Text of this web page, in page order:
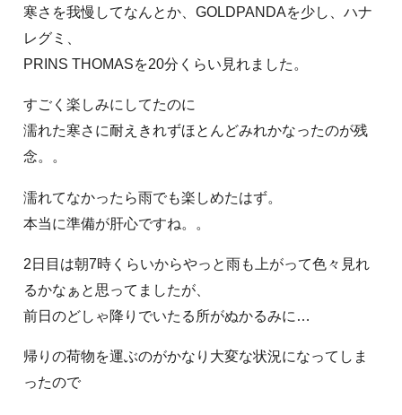
寒さを我慢してなんとか、GOLDPANDAを少し、ハナ
レグミ、
PRINS THOMASを20分くらい見れました。
すごく楽しみにしてたのに
濡れた寒さに耐えきれずほとんどみれかなったのが残
念。。
濡れてなかったら雨でも楽しめたはず。
本当に準備が肝心ですね。。
2日目は朝7時くらいからやっと雨も上がって色々見れ
るかなぁと思ってましたが、
前日のどしゃ降りでいたる所がぬかるみに…
帰りの荷物を運ぶのがかなり大変な状況になってしま
ったので